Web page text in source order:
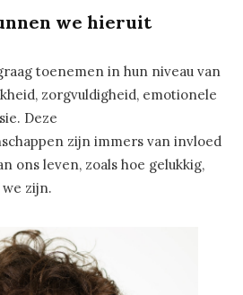
we hieruit
toenemen in hun niveau van
zorgvuldigheid, emotionele
Deze
zijn immers van invloed
ons leven, zoals hoe gelukkig,
zijn.